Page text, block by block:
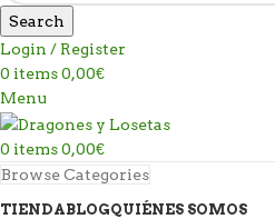
Search
Login / Register
0 items0,00€
Menu
0 items0,00€
Browse Categories
TIENDABLOGQUIÉNES SOMOS